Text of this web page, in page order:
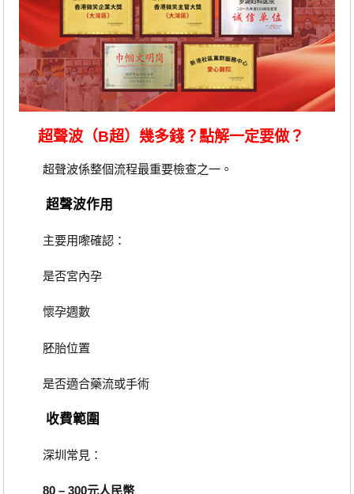
超聲波（B超）幾多錢？點解一定要做？
超聲波係整個流程最重要檢查之一。
超聲波作用
主要用嚟確認：
是否宮內孕
懷孕週數
胚胎位置
是否適合藥流或手術
收費範圍
深圳常見：
80 – 300元人民幣